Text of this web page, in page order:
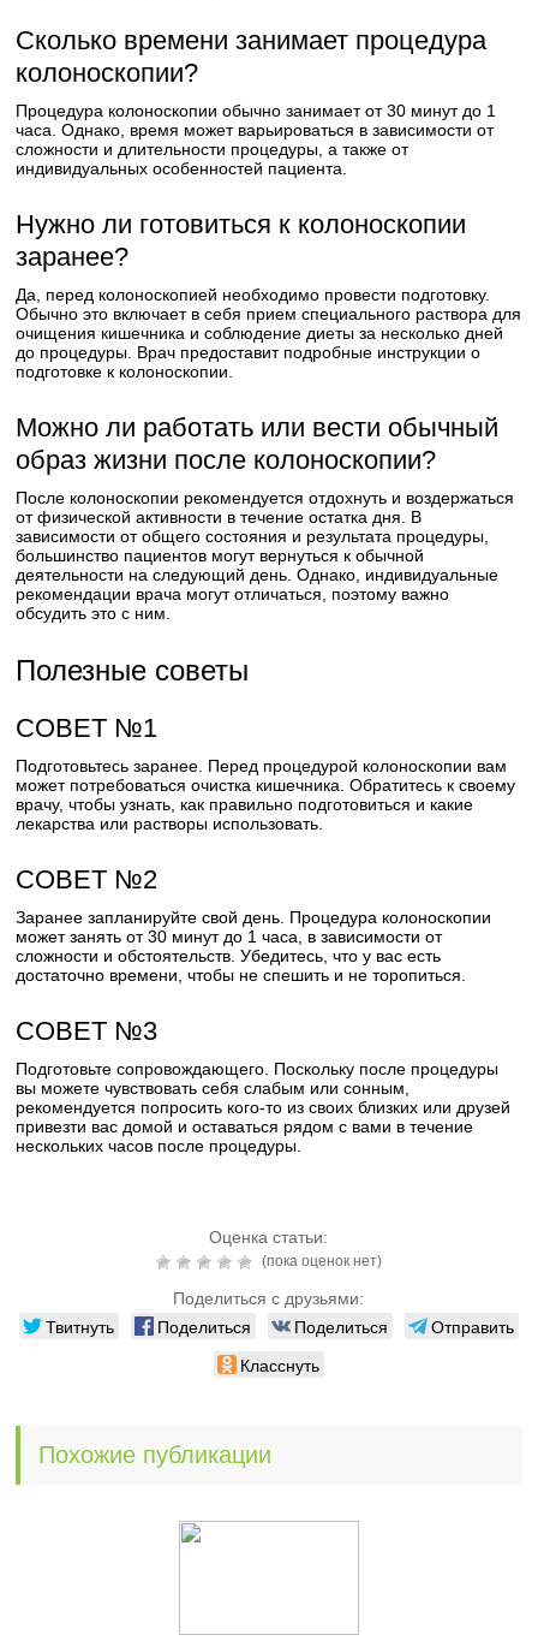
Сколько времени занимает процедура
колоноскопии?
Процедура колоноскопии обычно занимает от 30 минут до 1
часа. Однако, время может варьироваться в зависимости от
сложности и длительности процедуры, а также от
индивидуальных особенностей пациента.
Нужно ли готовиться к колоноскопии
заранее?
Да, перед колоноскопией необходимо провести подготовку.
Обычно это включает в себя прием специального раствора для
очищения кишечника и соблюдение диеты за несколько дней
до процедуры. Врач предоставит подробные инструкции о
подготовке к колоноскопии.
Можно ли работать или вести обычный
образ жизни после колоноскопии?
После колоноскопии рекомендуется отдохнуть и воздержаться
от физической активности в течение остатка дня. В
зависимости от общего состояния и результата процедуры,
большинство пациентов могут вернуться к обычной
деятельности на следующий день. Однако, индивидуальные
рекомендации врача могут отличаться, поэтому важно
обсудить это с ним.
Полезные советы
СОВЕТ №1
Подготовьтесь заранее. Перед процедурой колоноскопии вам
может потребоваться очистка кишечника. Обратитесь к своему
врачу, чтобы узнать, как правильно подготовиться и какие
лекарства или растворы использовать.
СОВЕТ №2
Заранее запланируйте свой день. Процедура колоноскопии
может занять от 30 минут до 1 часа, в зависимости от
сложности и обстоятельств. Убедитесь, что у вас есть
достаточно времени, чтобы не спешить и не торопиться.
СОВЕТ №3
Подготовьте сопровождающего. Поскольку после процедуры
вы можете чувствовать себя слабым или сонным,
рекомендуется попросить кого-то из своих близких или друзей
привезти вас домой и оставаться рядом с вами в течение
нескольких часов после процедуры.
Оценка статьи:
(пока оценок нет)
Поделиться с друзьями:
Твитнуть Поделиться Поделиться
Отправить
Класснуть
Похожие публикации